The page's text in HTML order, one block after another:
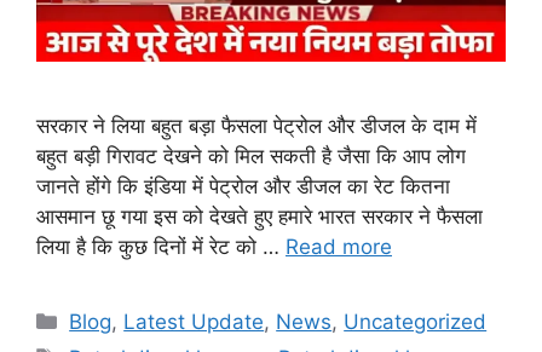
सरकार ने लिया बहुत बड़ा फैसला पेट्रोल और डीजल के दाम में
बहुत बड़ी गिरावट देखने को मिल सकती है जैसा कि आप लोग
जानते होंगे कि इंडिया में पेट्रोल और डीजल का रेट कितना
आसमान छू गया इस को देखते हुए हमारे भारत सरकार ने फैसला
लिया है कि कुछ दिनों में रेट को … Read more
Categories
Blog, Latest Update, News, Uncategorized